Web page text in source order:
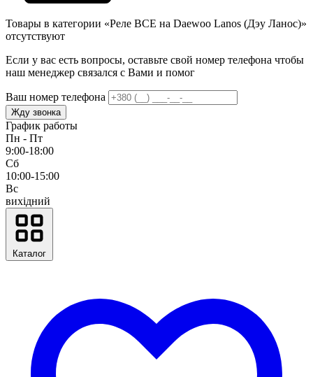
Товары в категории «Реле ВСЕ на Daewoo Lanos (Дэу Ланос)»
отсутствуют
Если у вас есть вопросы, оставьте свой номер телефона чтобы
наш менеджер связался с Вами и помог
Ваш номер телефона
Жду звонка
График работы
Пн - Пт
9:00-18:00
Сб
10:00-15:00
Вс
вихідний
Каталог